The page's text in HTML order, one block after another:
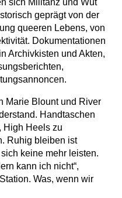
geprägt von der
queeren Lebens, von
Dokumentationen
Archivkisten und Akten,
Marie Blount und River
Handtaschen
High Heels zu
Ruhig bleiben ist
keine mehr leisten.
kann ich nicht“,
Was, wenn wir